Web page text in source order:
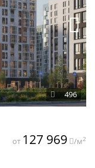
496
от 127 969 /м2